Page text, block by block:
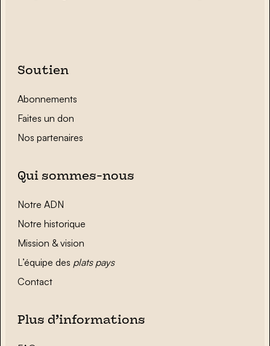
Soutien
Abonnements
Faites un don
Nos partenaires
Qui sommes-nous
Notre ADN
Notre historique
Mission & vision
L’équipe des plats pays
Contact
Plus d’informations